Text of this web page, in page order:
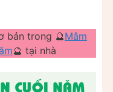
bản trong 🔮Mâm
🔮 tại nhà